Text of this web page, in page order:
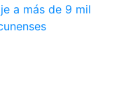
a más de 9 mil